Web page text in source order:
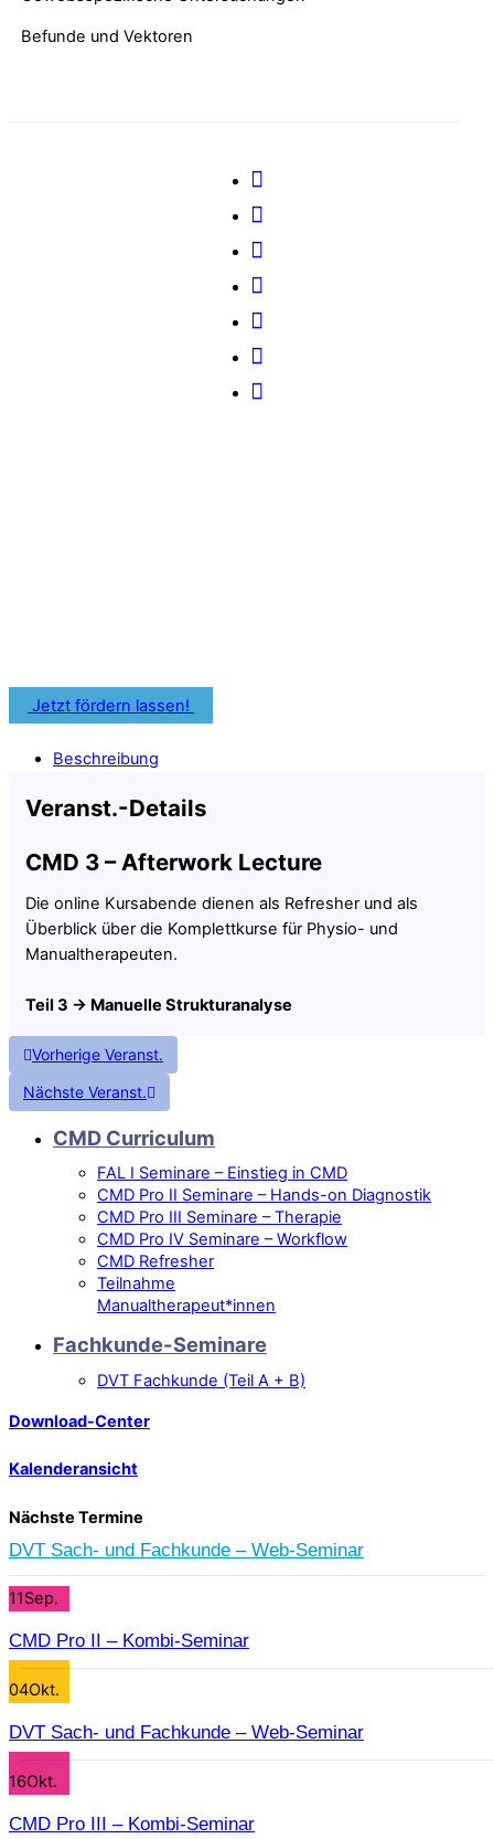
Befunde und Vektoren
Jetzt fördern lassen!
Beschreibung
Veranst.-Details
CMD 3 – Afterwork Lecture
Die online Kursabende dienen als Refresher und als
Überblick über die Komplettkurse für Physio- und
Manualtherapeuten.
Teil 3 → Manuelle Strukturanalyse
Vorherige Veranst.
Nächste Veranst.
CMD Curriculum
FAL I Seminare – Einstieg in CMD
CMD Pro II Seminare – Hands-on Diagnostik
CMD Pro III Seminare – Therapie
CMD Pro IV Seminare – Workflow
CMD Refresher
Teilnahme
Manualtherapeut*innen
Fachkunde-Seminare
DVT Fachkunde (Teil A + B)
Download-Center
Kalenderansicht
Nächste Termine
DVT Sach- und Fachkunde – Web-Seminar
11Sep.
CMD Pro II – Kombi-Seminar
04Okt.
DVT Sach- und Fachkunde – Web-Seminar
16Okt.
CMD Pro III – Kombi-Seminar